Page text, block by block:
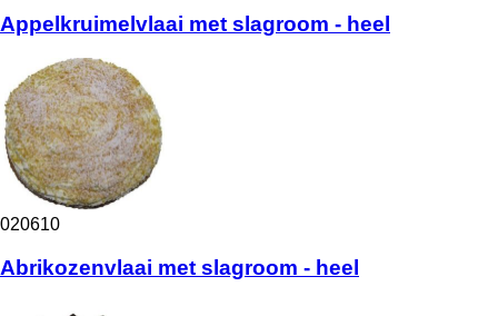
Appelkruimelvlaai met slagroom - heel
020610
Abrikozenvlaai met slagroom - heel